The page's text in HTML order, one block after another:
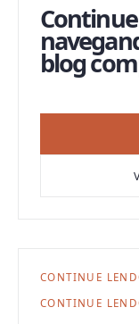
Continue
blog
CONTINUE
CONTINUE